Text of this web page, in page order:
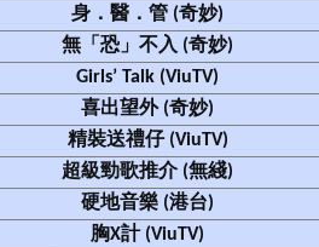
身．醫．管 (奇妙)
無「恐」不入 (奇妙)
Girls’ Talk (ViuTV)
喜出望外 (奇妙)
精裝送禮仔 (ViuTV)
超級勁歌推介 (無綫)
硬地音樂 (港台)
胸X計 (ViuTV)